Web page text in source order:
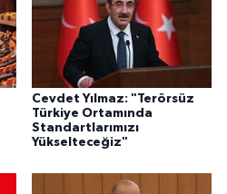
Cevdet Yılmaz: "Terörsüz
Türkiye Ortamında
Standartlarımızı
Yükselteceğiz"